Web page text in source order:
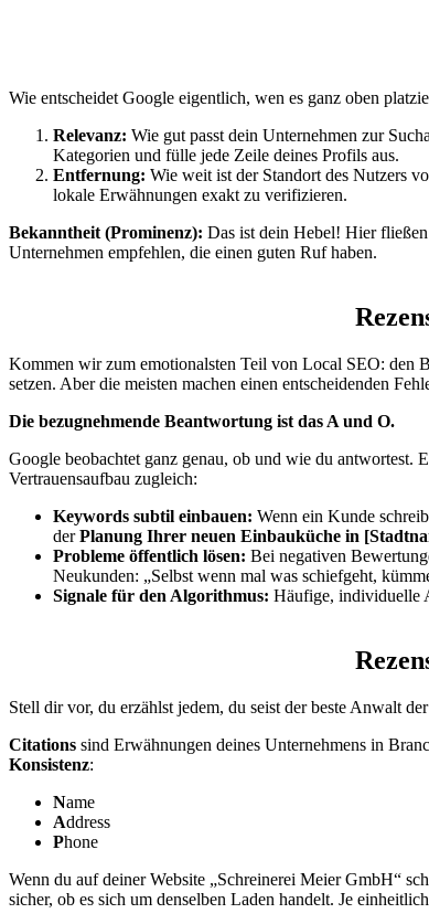
Wie entscheidet Google eigentlich, wen es ganz oben
Relevanz: Wie gut passt dein Unternehmen zur
Kategorien und fülle jede Zeile deines Profils aus.
Entfernung: Wie weit ist der Standort des Nutzers
lokale Erwähnungen exakt zu verifizieren.
Bekanntheit (Prominenz): Das ist dein Hebel! Hier
Unternehmen empfehlen, die einen guten Ruf haben.
Kommen wir zum emotionalsten Teil von Local SEO: den
setzen. Aber die meisten machen einen entscheidenden
Die bezugnehmende Beantwortung ist das A und O.
Google beobachtet ganz genau, ob und wie du
Vertrauensaufbau zugleich:
Keywords subtil einbauen: Wenn ein Kunde
derPlanung Ihrer neuen Einbauküche in
Probleme öffentlich lösen: Bei negativen
Neukunden: „Selbst wenn mal was schiefgeht,
Signale für den Algorithmus: Häufige, individuelle
Stell dir vor, du erzählst jedem, du seist der beste Anwalt
Citations sind Erwähnungen deines Unternehmens in
Konsistenz:
Name
Address
Phone
Wenn du auf deiner Website „Schreinerei Meier GmbH“
sicher, ob es sich um denselben Laden handelt. Je